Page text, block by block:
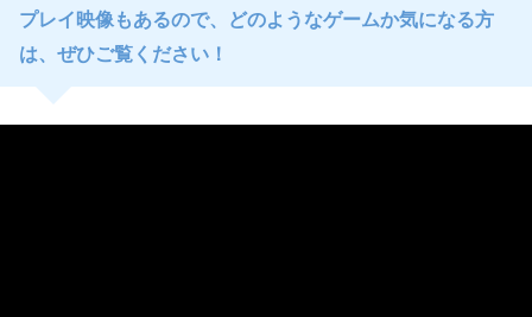
プレイ映像もあるので、どのようなゲームか気になる方
は、ぜひご覧ください！